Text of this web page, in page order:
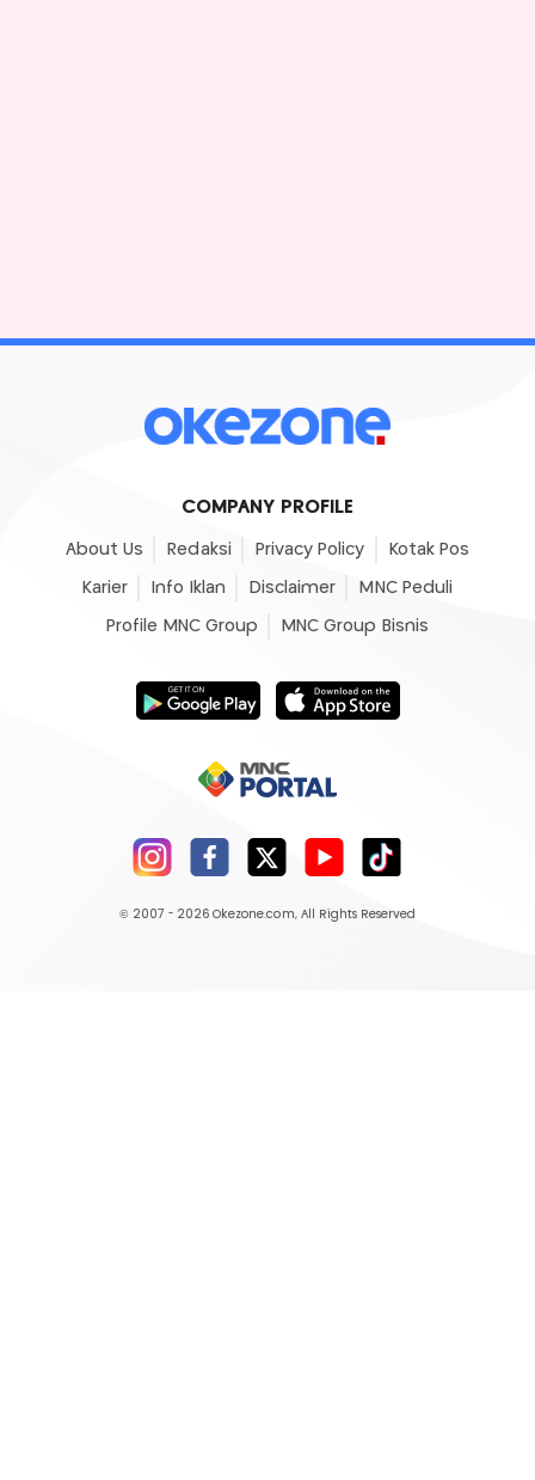
COMPANY PROFILE
About Us Redaksi Privacy Policy Kotak Pos
Karier Info Iklan Disclaimer MNC Peduli
Profile MNC Group MNC Group Bisnis
© 2007 - 2026 Okezone.com, All Rights Reserved